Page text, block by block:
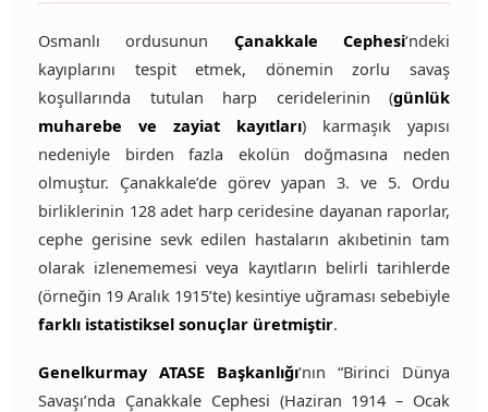
Osmanlı ordusunun Çanakkale Cephesi‘ndeki
kayıplarını tespit etmek, dönemin zorlu savaş
koşullarında tutulan harp ceridelerinin (günlük
muharebe ve zayiat kayıtları) karmaşık yapısı
nedeniyle birden fazla ekolün doğmasına neden
olmuştur. Çanakkale’de görev yapan 3. ve 5. Ordu
birliklerinin 128 adet harp ceridesine dayanan raporlar,
cephe gerisine sevk edilen hastaların akıbetinin tam
olarak izlenememesi veya kayıtların belirli tarihlerde
(örneğin 19 Aralık 1915’te) kesintiye uğraması sebebiyle
farklı istatistiksel sonuçlar üretmiştir.
Genelkurmay ATASE Başkanlığı‘nın “Birinci Dünya
Savaşı’nda Çanakkale Cephesi (Haziran 1914 – Ocak